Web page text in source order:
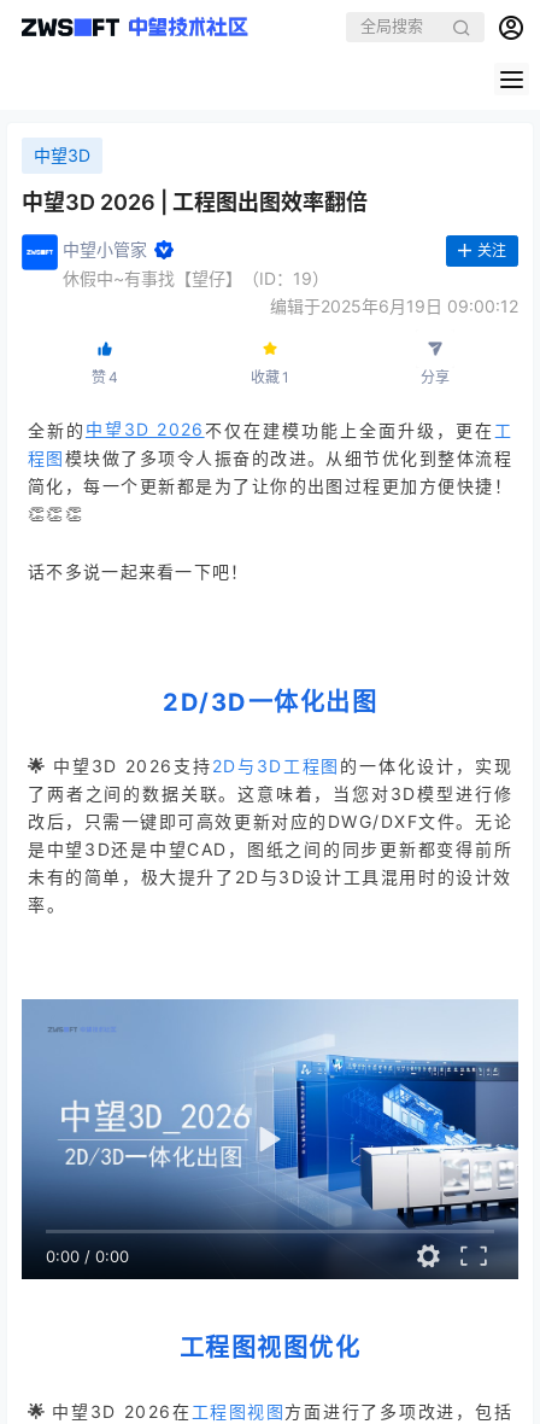
中望3D
中望3D 2026 | 工程图出图效率翻倍
中望小管家
休假中~有事找【望仔】（ID：19）
关注
编辑于2025年6月19日 09:00:12
赞4 收藏1 分享
全新的 中望3D 2026 不仅在建模功能上全面升级，更在工
程图模块做了多项令人振奋的改进。从细节优化到整体流程
简化，每一个更新都是为了让你的出图过程更加方便快捷！
👏👏👏
话不多说一起来看一下吧！
2D/3D一体化出图
🌟 中望3D 2026 支持2D与3D工程图 的一体化设计，实现
了两者之间的数据关联。这意味着，当您对3D模型进行修
改后，只需一键即可高效更新对应的DWG/DXF文件。无论
是中望3D还是中望CAD，图纸之间的同步更新都变得前所
未有的简单，极大提升了2D与3D设计工具混用时的设计效
率。
0:00 / 0:00
工程图视图优化
🌟 中望3D 2026在工程图视图方面进行了多项改进，包括